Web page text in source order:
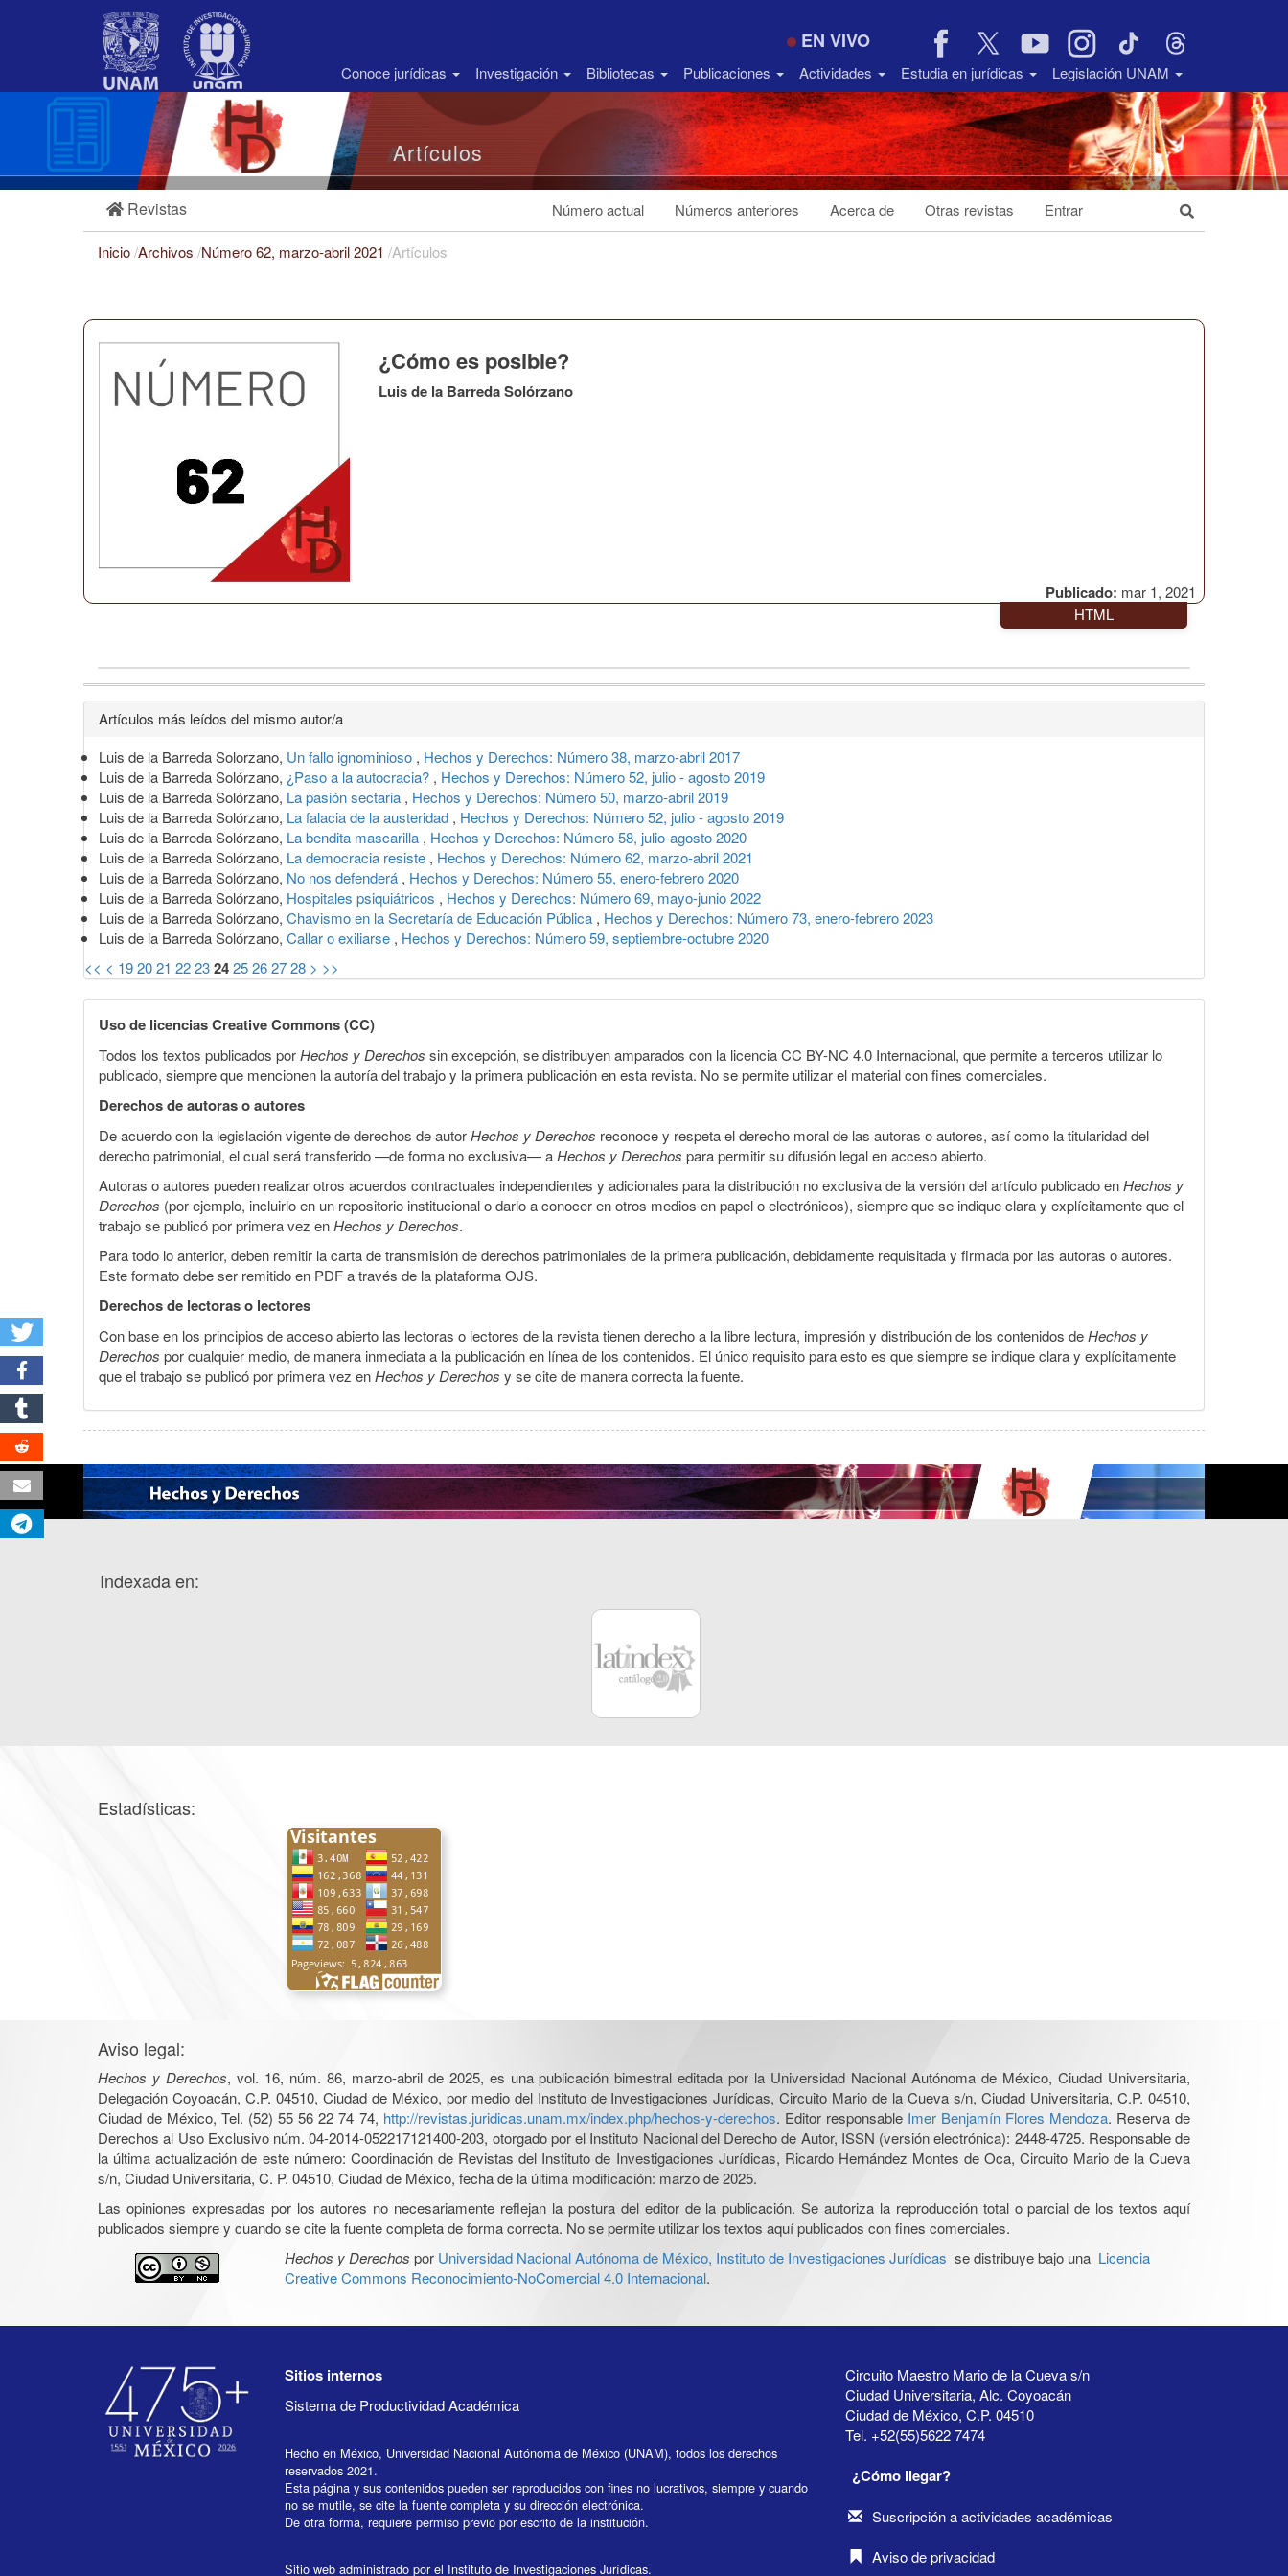
Barra
EN VIVO
Conoce jurídicas Investigación Bibliotecas Publicaciones Actividades Estudia en jurídicas Legislación UNAM
Artículos
Revistas Número actual Números anteriores Acerca de Otras revistas Entrar
Inicio/Archivos /Número 62, marzo-abril 2021 /Artículos
Publicado: mar 1, 2021
¿Cómo es posible?
Luis de la Barreda Solórzano
HTML
Detalles
del
artículo
Artículos más leídos del mismo autor/a
Luis de la Barreda Solorzano, Un fallo ignominioso , Hechos y Derechos: Número 38, marzo-abril 2017
Luis de la Barreda Solórzano, ¿Paso a la autocracia? , Hechos y Derechos: Número 52, julio - agosto 2019
Luis de la Barreda Solórzano, La pasión sectaria , Hechos y Derechos: Número 50, marzo-abril 2019
Luis de la Barreda Solórzano, La falacia de la austeridad , Hechos y Derechos: Número 52, julio - agosto 2019
Luis de la Barreda Solórzano, La bendita mascarilla , Hechos y Derechos: Número 58, julio-agosto 2020
Luis de la Barreda Solórzano, La democracia resiste , Hechos y Derechos: Número 62, marzo-abril 2021
Luis de la Barreda Solórzano, No nos defenderá , Hechos y Derechos: Número 55, enero-febrero 2020
Luis de la Barreda Solórzano, Hospitales psiquiátricos , Hechos y Derechos: Número 69, mayo-junio 2022
Luis de la Barreda Solórzano, Chavismo en la Secretaría de Educación Pública , Hechos y Derechos: Número 73, enero-febrero 2023
Luis de la Barreda Solórzano, Callar o exiliarse , Hechos y Derechos: Número 59, septiembre-octubre 2020
<< < 192021 22232425262728 > >>
Uso de licencias Creative Commons (CC)
Todos los textos publicados porHechos y Derechos sin excepción, se distribuyen amparados con la licencia CC BY-NC 4.0 Internacional, que permite a terceros utilizar lo
publicado, siempre que mencionen la autoría del trabajo y la primera publicación en esta revista. No se permite utilizar el material con fines comerciales.
Derechos de autoras o autores
De acuerdo con la legislación vigente de derechos de autorHechos y Derechos reconoce y respeta el derecho moral de las autoras o autores, así como la titularidad del
derecho patrimonial, el cual será transferido —de forma no exclusiva— aHechos y Derechos para permitir su difusión legal en acceso abierto.
Autoras o autores pueden realizar otros acuerdos contractuales independientes y adicionales para la distribución no exclusiva de la versión del artículo publicado enHechos y
Derechos (por ejemplo, incluirlo en un repositorio institucional o darlo a conocer en otros medios en papel o electrónicos), siempre que se indique clara y explícitamente que el
trabajo se publicó por primera vez enHechos y Derechos.
Para todo lo anterior, deben remitir la carta de transmisión de derechos patrimoniales de la primera publicación, debidamente requisitada y firmada por las autoras o autores.
Este formato debe ser remitido en PDF a través de la plataforma OJS.
Derechos de lectoras o lectores
Con base en los principios de acceso abierto las lectoras o lectores de la revista tienen derecho a la libre lectura, impresión y distribución de los contenidos deHechos y
Derechos por cualquier medio, de manera inmediata a la publicación en línea de los contenidos. El único requisito para esto es que siempre se indique clara y explícitamente
que el trabajo se publicó por primera vez enHechos y Derechos y se cite de manera correcta la fuente.
Indexada en:
Estadísticas:
Aviso legal:
Hechos y Derechos, vol. 16, núm. 86, marzo-abril de 2025, es una publicación bimestral editada por la Universidad Nacional Autónoma de México, Ciudad Universitaria,
Delegación Coyoacán, C.P. 04510, Ciudad de México, por medio del Instituto de Investigaciones Jurídicas, Circuito Mario de la Cueva s/n, Ciudad Universitaria, C.P. 04510,
Ciudad de México, Tel. (52) 55 56 22 74 74, http://revistas.juridicas.unam.mx/index.php/hechos-y-derechos. Editor responsable Imer Benjamín Flores Mendoza. Reserva de
Derechos al Uso Exclusivo núm. 04-2014-052217121400-203, otorgado por el Instituto Nacional del Derecho de Autor, ISSN (versión electrónica): 2448-4725. Responsable de
la última actualización de este número: Coordinación de Revistas del Instituto de Investigaciones Jurídicas, Ricardo Hernández Montes de Oca, Circuito Mario de la Cueva
s/n, Ciudad Universitaria, C. P. 04510, Ciudad de México, fecha de la última modificación: marzo de 2025.
Las opiniones expresadas por los autores no necesariamente reflejan la postura del editor de la publicación. Se autoriza la reproducción total o parcial de los textos aquí
publicados siempre y cuando se cite la fuente completa de forma correcta. No se permite utilizar los textos aquí publicados con fines comerciales.
Hechos y Derechos por Universidad Nacional Autónoma de México, Instituto de Investigaciones Jurídicas se distribuye bajo una Licencia
Creative Commons Reconocimiento-NoComercial 4.0 Internacional.
Sitios internos
Sistema de Productividad Académica
Hecho en México, Universidad Nacional Autónoma de México (UNAM), todos los derechos
reservados 2021.
Esta página y sus contenidos pueden ser reproducidos con fines no lucrativos, siempre y cuando
no se mutile, se cite la fuente completa y su dirección electrónica.
De otra forma, requiere permiso previo por escrito de la institución.
Sitio web administrado por el Instituto de Investigaciones Jurídicas.
Circuito Maestro Mario de la Cueva s/n
Ciudad Universitaria, Alc. Coyoacán
Ciudad de México, C.P. 04510
Tel. +52(55)5622 7474
¿Cómo llegar?
Suscripción a actividades académicas
Aviso de privacidad